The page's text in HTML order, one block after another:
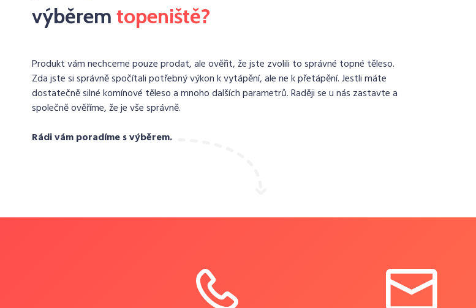
výběrem topeniště?
Produkt vám nechceme pouze prodat, ale ověřit, že jste zvolili to správné topné těleso.
Zda jste si správně spočítali potřebný výkon k vytápění, ale ne k přetápění. Jestli máte
dostatečně silné komínové těleso a mnoho dalších parametrů. Raději se u nás zastavte a
společně ověříme, že je vše správně.
Rádi vám poradíme s výběrem.